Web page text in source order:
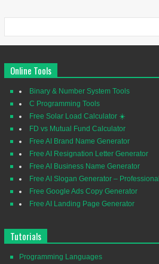
Online Tools
Binary & Number System Tools
C Programming Tools
Free Solar Load Calculator ☀️
FD vs Mutual Fund Calculator
Free AI Brand Name Generator
Free AI Resignation Letter Generator
Free AI Business Name Generator
Free AI Slogan Generator –
Free Google Ads Copy Generator
Free AI Landing Page Generator
Tutorials
Programming Languages